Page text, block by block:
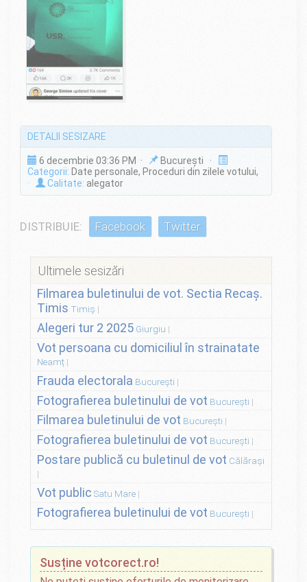
DETALII SESIZARE
6 decembrie 03:36 PM ·
București ·
Categorii: Date personale, Proceduri din zilele votului,
·
Calitate: alegator
DISTRIBUIE: Facebook Twitter
Ultimele sesizări
Filmarea buletinului de vot. Sectia Recaș.
Timis Timiș
Alegeri tur 2 2025 Giurgiu
Vot persoana cu domiciliul în strainatate
Neamț
Frauda electorala București
Fotografierea buletinului de vot București
Filmarea buletinului de vot București
Fotografierea buletinului de vot București
Postare publică cu buletinul de vot Călărași
Vot public Satu Mare
Fotografierea buletinului de vot București
Susține votcorect.ro!